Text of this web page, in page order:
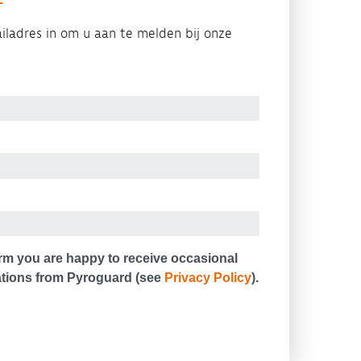
in om u aan te melden bij onze